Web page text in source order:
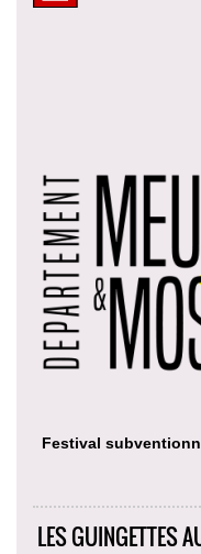
Festival
LES GUINGETTES